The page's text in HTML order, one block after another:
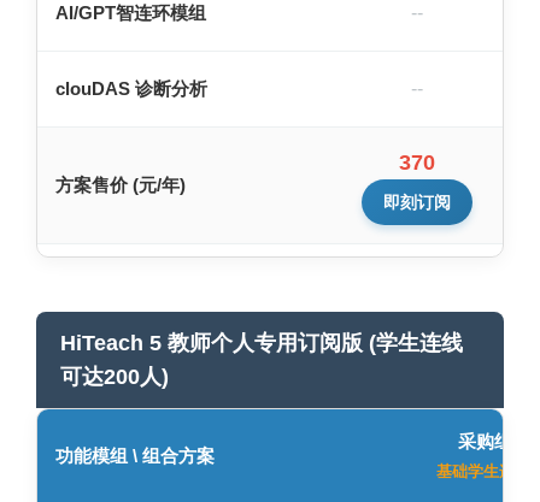
AI/GPT智连环模组 --
clouDAS 诊断分析 --
方案售价 (元/年)
370
即刻订阅
HiTeach 5 教师个人专用订阅版 (学生连线
可达200人)
功能模组 \ 组合方案
采购组合1
基础学生连线